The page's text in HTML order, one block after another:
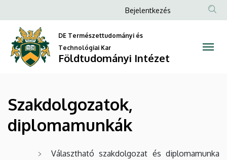
diplomamunkák
Földtudományi
Intézet
a
tartalomra
Anonim
fiók
menüje
Bejelentkezés
DE Természettudományi és
Technológiai Kar
Földtudományi Intézet
Szakdolgozatok,
diplomamunkák
Választható szakdolgozat és diplomamunka